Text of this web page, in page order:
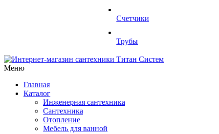
Счетчики
Трубы
Меню
Главная
Каталог
Инженерная сантехника
Сантехника
Отопление
Мебель для ванной